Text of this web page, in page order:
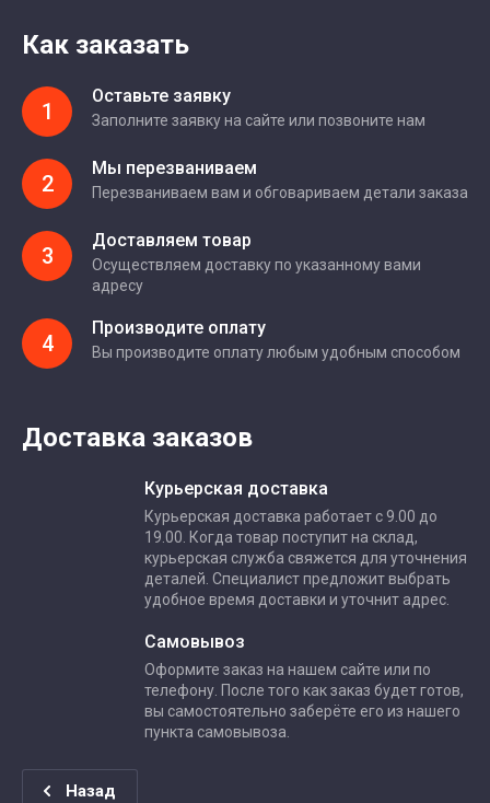
Как заказать
1
Оставьте заявку
Заполните заявку на сайте или позвоните нам
2
Мы перезваниваем
Перезваниваем вам и обговариваем детали заказа
3
Доставляем товар
Осуществляем доставку по указанному вами
адресу
4
Производите оплату
Вы производите оплату любым удобным способом
Доставка заказов
Курьерская доставка
Курьерская доставка работает с 9.00 до
19.00. Когда товар поступит на склад,
курьерская служба свяжется для уточнения
деталей. Специалист предложит выбрать
удобное время доставки и уточнит адрес.
Самовывоз
Оформите заказ на нашем сайте или по
телефону. После того как заказ будет готов,
вы самостоятельно заберёте его из нашего
пункта самовывоза.
Назад